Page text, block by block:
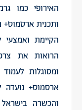
האירופי כמו
ותכנית
הקיימת
ארסמוס+
והכשרה